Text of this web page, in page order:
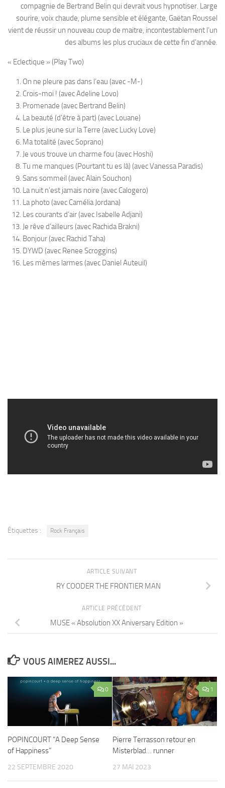
compagnie de Bertrand Belin qui devrait vous hypnotiser. Large
sourire, voix chaude, plume sensible et élégante, Gaëtan Roussel
vient de réussir un nouveau coup de maitre, incontestablement l’un
des albums les plus cruciaux de cette fin d’année.
« Eclectique » (Play Two)
On ne pleure pas dans l’eau (avec -M-)
Crois-moi ! (avec Adeline Lovo)
Promenade (avec Bertrand Belin)
La beauté (d’être à part) (avec Louane)
Le plus jeune sur la Terre (avec Lucky Love)
Ma totalité (avec Soprano)
Je vous trouve un charme fou (avec Hoshi)
Tu me manques (Pourtant tu es là) (avec Vanessa Paradis)
Sans sommeil (avec Alain Souchon)
La nuit n’est jamais noire (avec Calogero)
La photo (avec Camélia Jordana)
Les courants d’air (avec Isabelle Adjani)
Je rêve d’ailleurs (avec Rachida Brakni)
Bonjour (avec Rachid Taha)
DYWD (avec Renee Scroggins)
Les mêmes larmes (avec Daniel Auteuil)
Étiquettes : Rock Français
ARTICLE SUIVANT
RY COODER THE FRONTIER MAN
ARTICLE PRÉCÉDENT
MUSE « Absolution XX Aniversary Edition »
VOUS AIMEREZ AUSSI...
0
POPINCOURT “A Deep Sense
of Happiness”
22 SEPTEMBRE 2020
1
Pierre Terrasson retour en
Misterblad… runner
27 MAI 2023